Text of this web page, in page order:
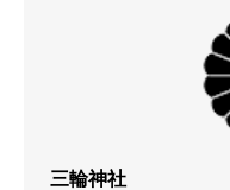
三輪神社